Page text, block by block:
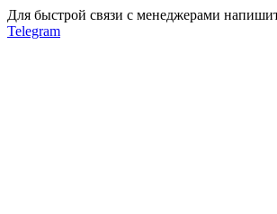
Для быстрой связи с менеджерами
Telegram